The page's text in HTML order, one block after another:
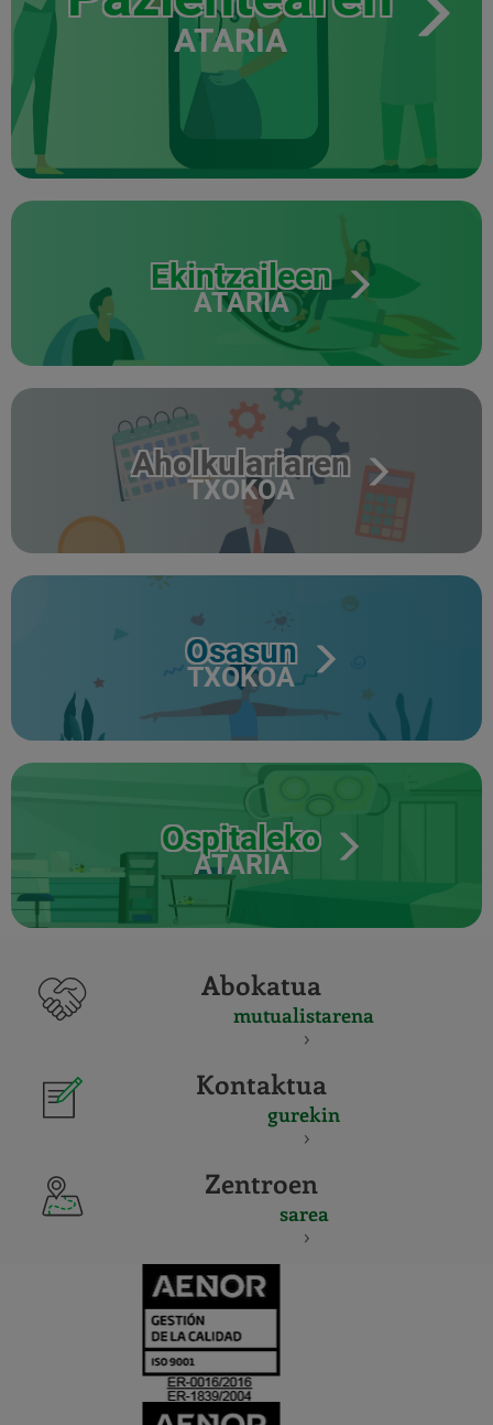
ATARIA
Ekintzaileen
ATARIA
Aholkulariaren
TXOKOA
Osasun
TXOKOA
Ospitaleko
ATARIA
Abokatua
mutualistarena
Kontaktua
gurekin
Zentroen
sarea